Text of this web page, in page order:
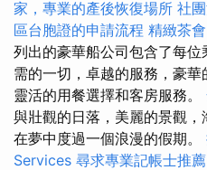
家，專業的產後恢復場所 社
區台胞證的申請流程 精緻茶
列出的豪華船公司包含了每
需的一切，卓越的服務，豪華
靈活的用餐選擇和客房服務。
與壯觀的日落，美麗的景觀
在夢中度過一個浪漫的假期。
Services 尋求專業記帳士推